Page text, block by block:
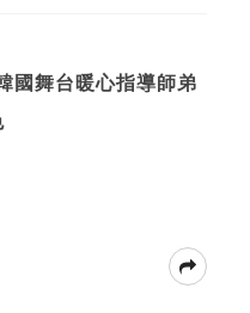
舞台暖心指導師弟